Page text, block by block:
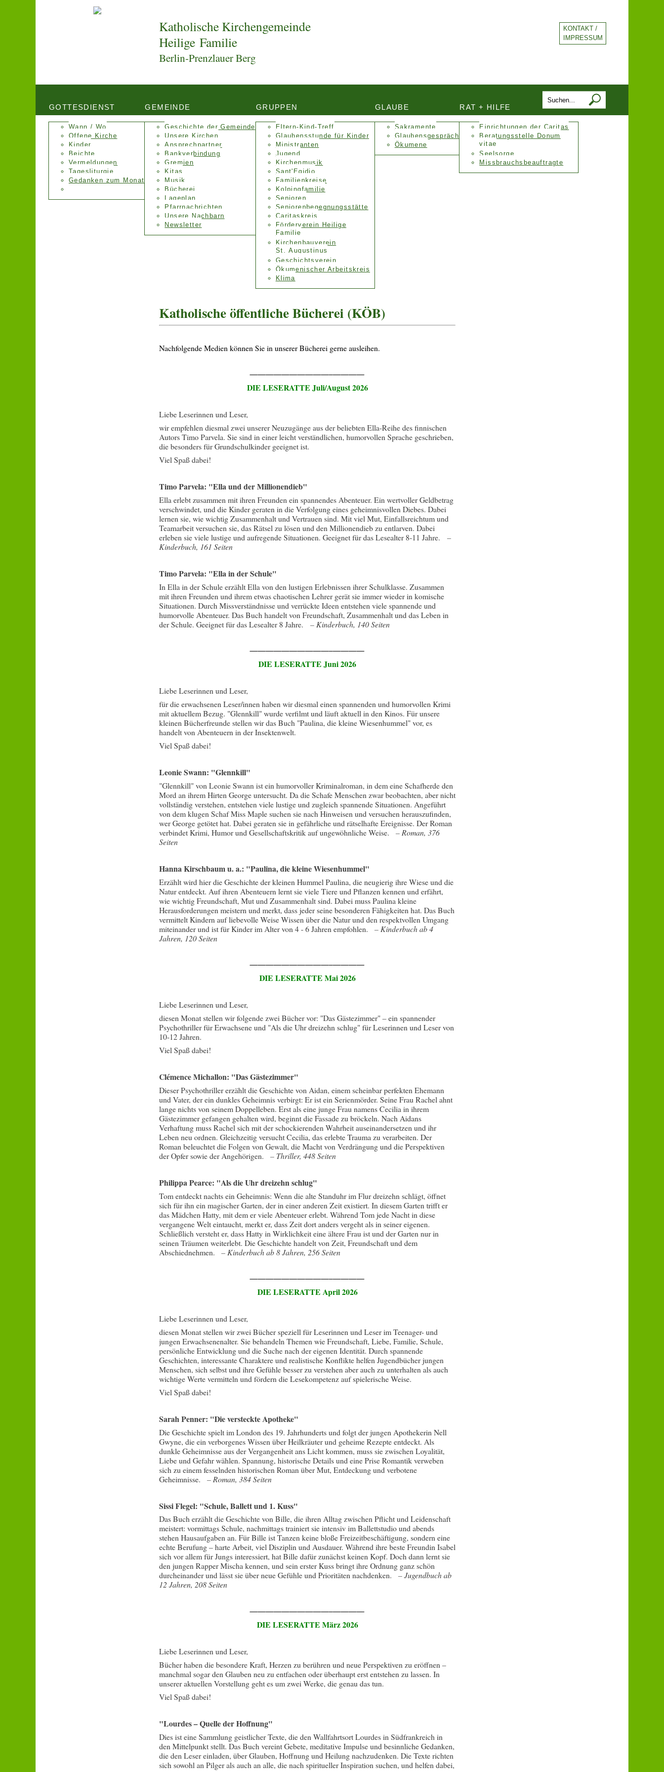
Katholische Kirchengemeinde
Heilige Familie
Berlin-Prenzlauer Berg
GOTTESDIENST
Wann / Wo
Offene Kirche
Kinder
Beichte
Vermeldungen
Tagesliturgie
Gedanken zum Monat
GEMEINDE
Geschichte der Gemeinde
Unsere Kirchen
Ansprechpartner
Bankverbindung
Gremien
Kitas
Musik
Bücherei
Lageplan
Pfarrnachrichten
Unsere Nachbarn
Newsletter
GRUPPEN
Eltern-Kind-Treff
Glaubensstunde für Kinder
Ministranten
Jugend
Kirchenmusik
Sant'Egidio
Familienkreise
Kolpingfamilie
Senioren
Senioren­begegnungs­stätte
Caritaskreis
Förderverein Heilige
Familie
Kirchenbauverein
St. Augustinus
Geschichtsverein
Ökumenischer Arbeitskreis
Klima
GLAUBE
Sakramente
Glaubensgespräch
Ökumene
RAT + HILFE
Einrichtungen der Caritas
Beratungsstelle Donum
vitae
Seelsorge
Missbrauchsbeauftragte
KONTAKT /
IMPRESSUM
Katholische öffentliche Bücherei (KÖB)
Nachfolgende Medien können Sie in unserer Bücherei gerne ausleihen.
——————————–————
DIE LESERATTE Juli/August 2026
Liebe Leserinnen und Leser,
wir empfehlen diesmal zwei unserer Neuzugänge aus der beliebten Ella-Reihe des finnischen
Autors Timo Parvela. Sie sind in einer leicht verständlichen, humorvollen Sprache geschrieben,
die besonders für Grundschulkinder geeignet ist.
Viel Spaß dabei!
Timo Parvela: "Ella und der Millionendieb"
Ella erlebt zusammen mit ihren Freunden ein spannendes Abenteuer. Ein wertvoller Geldbetrag
verschwindet, und die Kinder geraten in die Verfolgung eines geheimnisvollen Diebes. Dabei
lernen sie, wie wichtig Zusammenhalt und Vertrauen sind. Mit viel Mut, Einfallsreichtum und
Teamarbeit versuchen sie, das Rätsel zu lösen und den Millionendieb zu entlarven. Dabei
erleben sie viele lustige und aufregende Situationen. Geeignet für das Lesealter 8-11 Jahre. –
Kinderbuch, 161 Seiten
Timo Parvela: "Ella in der Schule"
In Ella in der Schule erzählt Ella von den lustigen Erlebnissen ihrer Schulklasse. Zusammen
mit ihren Freunden und ihrem etwas chaotischen Lehrer gerät sie immer wieder in komische
Situationen. Durch Missverständnisse und verrückte Ideen entstehen viele spannende und
humorvolle Abenteuer. Das Buch handelt von Freundschaft, Zusammenhalt und das Leben in
der Schule. Geeignet für das Lesealter 8 Jahre. – Kinderbuch, 140 Seiten
——————————–————
DIE LESERATTE Juni 2026
Liebe Leserinnen und Leser,
für die erwachsenen Leser/innen haben wir diesmal einen spannenden und humorvollen Krimi
mit aktuellem Bezug. "Glennkill" wurde verfilmt und läuft aktuell in den Kinos. Für unsere
kleinen Bücherfreunde stellen wir das Buch "Paulina, die kleine Wiesenhummel" vor, es
handelt von Abenteuern in der Insektenwelt.
Viel Spaß dabei!
Leonie Swann: "Glennkill"
"Glennkill" von Leonie Swann ist ein humorvoller Kriminalroman, in dem eine Schafherde den
Mord an ihrem Hirten George untersucht. Da die Schafe Menschen zwar beobachten, aber nicht
vollständig verstehen, entstehen viele lustige und zugleich spannende Situationen. Angeführt
von dem klugen Schaf Miss Maple suchen sie nach Hinweisen und versuchen herauszufinden,
wer George getötet hat. Dabei geraten sie in gefährliche und rätselhafte Ereignisse. Der Roman
verbindet Krimi, Humor und Gesellschaftskritik auf ungewöhnliche Weise. – Roman, 376
Seiten
Hanna Kirschbaum u. a.: "Paulina, die kleine Wiesenhummel"
Erzählt wird hier die Geschichte der kleinen Hummel Paulina, die neugierig ihre Wiese und die
Natur entdeckt. Auf ihren Abenteuern lernt sie viele Tiere und Pflanzen kennen und erfährt,
wie wichtig Freundschaft, Mut und Zusammenhalt sind. Dabei muss Paulina kleine
Herausforderungen meistern und merkt, dass jeder seine besonderen Fähigkeiten hat. Das Buch
vermittelt Kindern auf liebevolle Weise Wissen über die Natur und den respektvollen Umgang
miteinander und ist für Kinder im Alter von 4 - 6 Jahren empfohlen. – Kinderbuch ab 4
Jahren, 120 Seiten
——————————–————
DIE LESERATTE Mai 2026
Liebe Leserinnen und Leser,
diesen Monat stellen wir folgende zwei Bücher vor: "Das Gästezimmer" – ein spannender
Psychothriller für Erwachsene und "Als die Uhr dreizehn schlug" für Leserinnen und Leser von
10-12 Jahren.
Viel Spaß dabei!
Clémence Michallon: "Das Gästezimmer"
Dieser Psychothriller erzählt die Geschichte von Aidan, einem scheinbar perfekten Ehemann
und Vater, der ein dunkles Geheimnis verbirgt: Er ist ein Serienmörder. Seine Frau Rachel ahnt
lange nichts von seinem Doppelleben. Erst als eine junge Frau namens Cecilia in ihrem
Gästezimmer gefangen gehalten wird, beginnt die Fassade zu bröckeln. Nach Aidans
Verhaftung muss Rachel sich mit der schockierenden Wahrheit auseinandersetzen und ihr
Leben neu ordnen. Gleichzeitig versucht Cecilia, das erlebte Trauma zu verarbeiten. Der
Roman beleuchtet die Folgen von Gewalt, die Macht von Verdrängung und die Perspektiven
der Opfer sowie der Angehörigen. – Thriller, 448 Seiten
Philippa Pearce: "Als die Uhr dreizehn schlug"
Tom entdeckt nachts ein Geheimnis: Wenn die alte Standuhr im Flur dreizehn schlägt, öffnet
sich für ihn ein magischer Garten, der in einer anderen Zeit existiert. In diesem Garten trifft er
das Mädchen Hatty, mit dem er viele Abenteuer erlebt. Während Tom jede Nacht in diese
vergangene Welt eintaucht, merkt er, dass Zeit dort anders vergeht als in seiner eigenen.
Schließlich versteht er, dass Hatty in Wirklichkeit eine ältere Frau ist und der Garten nur in
seinen Träumen weiterlebt. Die Geschichte handelt von Zeit, Freundschaft und dem
Abschiednehmen. – Kinderbuch ab 8 Jahren, 256 Seiten
——————————–————
DIE LESERATTE April 2026
Liebe Leserinnen und Leser,
diesen Monat stellen wir zwei Bücher speziell für Leserinnen und Leser im Teenager- und
jungen Erwachsenenalter. Sie behandeln Themen wie Freundschaft, Liebe, Familie, Schule,
persönliche Entwicklung und die Suche nach der eigenen Identität. Durch spannende
Geschichten, interessante Charaktere und realistische Konflikte helfen Jugendbücher jungen
Menschen, sich selbst und ihre Gefühle besser zu verstehen aber auch zu unterhalten als auch
wichtige Werte vermitteln und fördern die Lesekompetenz auf spielerische Weise.
Viel Spaß dabei!
Sarah Penner: "Die versteckte Apotheke"
Die Geschichte spielt im London des 19. Jahrhunderts und folgt der jungen Apothekerin Nell
Gwyne, die ein verborgenes Wissen über Heilkräuter und geheime Rezepte entdeckt. Als
dunkle Geheimnisse aus der Vergangenheit ans Licht kommen, muss sie zwischen Loyalität,
Liebe und Gefahr wählen. Spannung, historische Details und eine Prise Romantik verweben
sich zu einem fesselnden historischen Roman über Mut, Entdeckung und verbotene
Geheimnisse. – Roman, 384 Seiten
Sissi Flegel: "Schule, Ballett und 1. Kuss"
Das Buch erzählt die Geschichte von Bille, die ihren Alltag zwischen Pflicht und Leidenschaft
meistert: vormittags Schule, nachmittags trainiert sie intensiv im Ballettstudio und abends
stehen Hausaufgaben an. Für Bille ist Tanzen keine bloße Freizeitbeschäftigung, sondern eine
echte Berufung – harte Arbeit, viel Disziplin und Ausdauer. Während ihre beste Freundin Isabel
sich vor allem für Jungs interessiert, hat Bille dafür zunächst keinen Kopf. Doch dann lernt sie
den jungen Rapper Mischa kennen, und sein erster Kuss bringt ihre Ordnung ganz schön
durcheinander und lässt sie über neue Gefühle und Prioritäten nachdenken. –Jugendbuch ab
12 Jahren, 208 Seiten
——————————–————
DIE LESERATTE März 2026
Liebe Leserinnen und Leser,
Bücher haben die besondere Kraft, Herzen zu berühren und neue Perspektiven zu eröffnen –
manchmal sogar den Glauben neu zu entfachen oder überhaupt erst entstehen zu lassen. In
unserer aktuellen Vorstellung geht es um zwei Werke, die genau das tun.
Viel Spaß dabei!
"Lourdes – Quelle der Hoffnung"
Dies ist eine Sammlung geistlicher Texte, die den Wallfahrtsort Lourdes in Südfrankreich in
den Mittelpunkt stellt. Das Buch vereint Gebete, meditative Impulse und besinnliche Gedanken,
die den Leser einladen, über Glauben, Hoffnung und Heilung nachzudenken. Die Texte richten
sich sowohl an Pilger als auch an alle, die nach spiritueller Inspiration suchen, und helfen dabei,